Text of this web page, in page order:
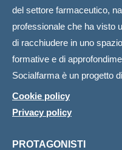
del settore farmaceutico,
professionale che ha visto
di racchiudere in uno
formative e di
Socialfarma è un progetto di
Cookie policy
Privacy policy
PROTAGONISTI